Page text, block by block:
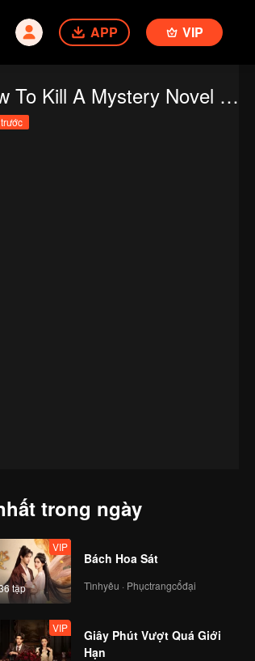
APP VIP
How To Kill A Mystery Novel Writer
trong ngày
tập
VIP
Bách Hoa Sát
Tìnhyêu · Phụctrangcổđại
VIP
Giây Phút Vượt Quá Giới
Hạn